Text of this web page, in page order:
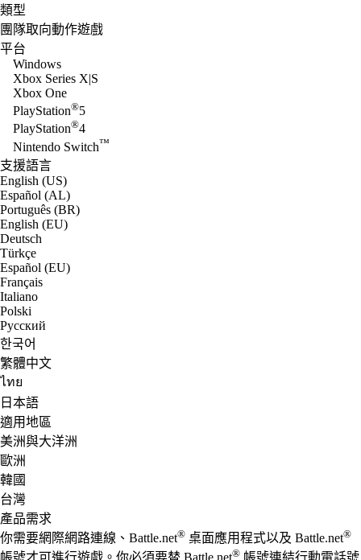
類型
團隊取向動作遊戲
平台
Windows
Xbox Series X|S
Xbox One
PlayStation®5
PlayStation®4
Nintendo Switch™
支援語言
English (US)
Español (AL)
Português (BR)
English (EU)
Deutsch
Türkçe
Español (EU)
Français
Italiano
Polski
Русский
한국어
繁體中文
ไทย
日本語
適用地區
美洲與大洋洲
歐洲
韓國
台灣
產品需求
你需要網際網路連線、Battle.net® 桌面應用程式以及 Battle.net®
帳號才可進行遊戲。你必須要替 Battle.net® 帳號連結行動電話號